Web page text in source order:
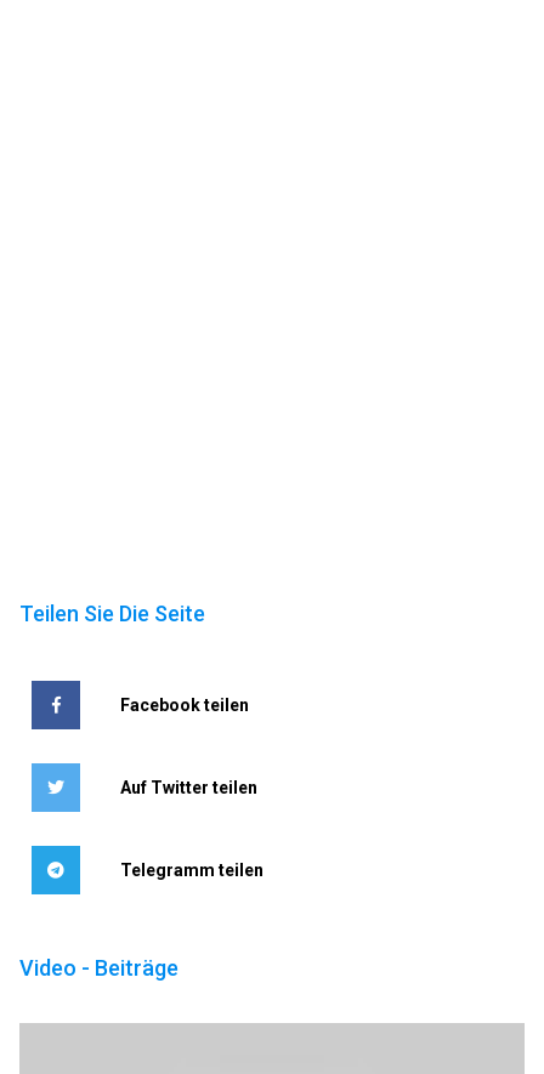
Teilen Sie Die Seite
Facebook teilen
Auf Twitter teilen
Telegramm teilen
Video - Beiträge